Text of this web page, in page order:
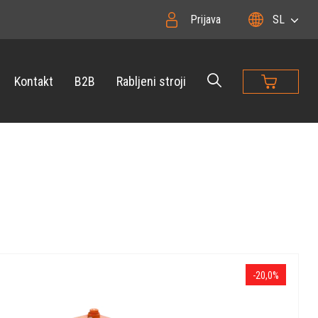
Prijava SL
Kontakt B2B Rabljeni stroji
-20,0%